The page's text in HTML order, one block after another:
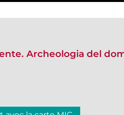
Archeologia del